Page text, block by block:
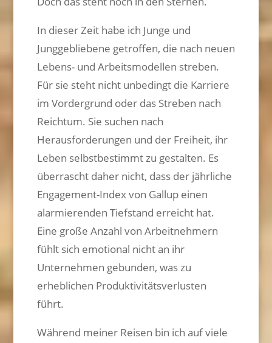
In dieser Zeit habe ich Junge und
Junggebliebene getroffen, die nach neuen
Lebens- und Arbeitsmodellen streben.
Für sie steht nicht unbedingt die Karriere
im Vordergrund oder das Streben nach
Reichtum. Sie suchen nach
Herausforderungen und der Freiheit, ihr
Leben selbstbestimmt zu gestalten. Es
überrascht daher nicht, dass der jährliche
Engagement-Index von Gallup einen
alarmierenden Tiefstand erreicht hat.
Eine große Anzahl von Arbeitnehmern
fühlt sich emotional nicht an ihr
Unternehmen gebunden, was zu
erheblichen Produktivitätsverlusten
führt.
Während meiner Reisen bin ich auf viele